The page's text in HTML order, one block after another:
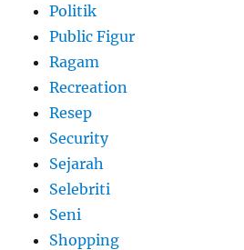
Politik
Public Figur
Ragam
Recreation
Resep
Security
Sejarah
Selebriti
Seni
Shopping